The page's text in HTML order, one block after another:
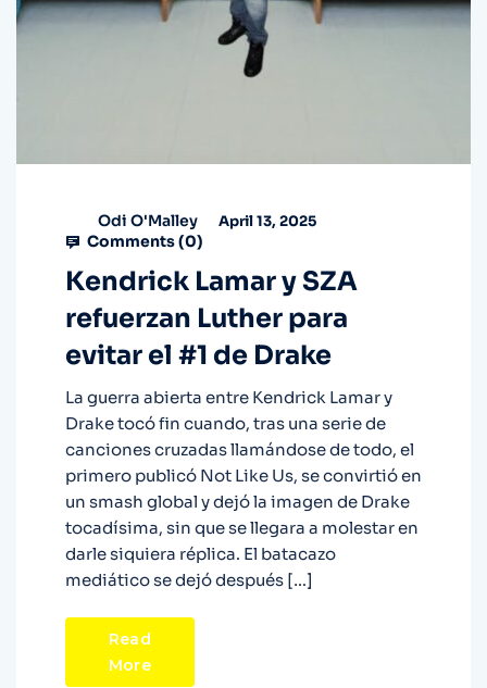
Odi O'Malley April 13, 2025
Comments (0)
Kendrick Lamar y SZA
refuerzan Luther para
evitar el #1 de Drake
La guerra abierta entre Kendrick Lamar y
Drake tocó fin cuando, tras una serie de
canciones cruzadas llamándose de todo, el
primero publicó Not Like Us, se convirtió en
un smash global y dejó la imagen de Drake
tocadísima, sin que se llegara a molestar en
darle siquiera réplica. El batacazo
mediático se dejó después […]
Read
More